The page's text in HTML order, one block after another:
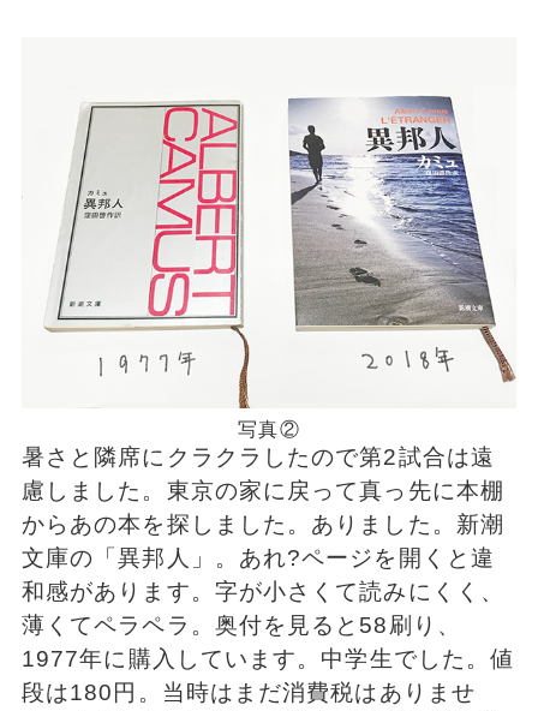
写真②
暑さと隣席にクラクラしたので第2試合は遠
慮しました。東京の家に戻って真っ先に本棚
からあの本を探しました。ありました。新潮
文庫の「異邦人」。あれ?ページを開くと違
和感があります。字が小さくて読みにくく、
薄くてペラペラ。奥付を見ると58刷り、
1977年に購入しています。中学生でした。値
段は180円。当時はまだ消費税はありませ